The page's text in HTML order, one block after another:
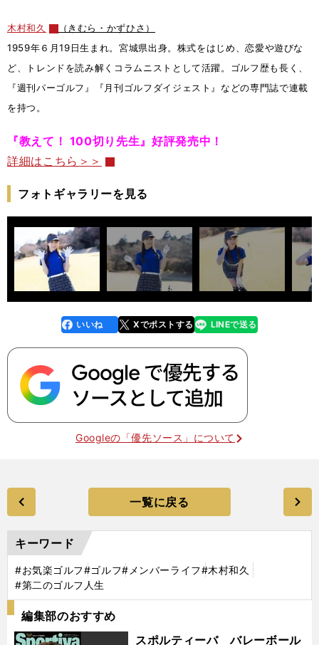
木村和久
（きむら・かずひさ）
1959年６月19日生まれ。宮城県出身。株式をはじめ、恋愛や遊びな
ど、トレンドを読み解くコラムニストとして活躍。ゴルフ歴も長く、
『週刊パーゴルフ』『月刊ゴルフダイジェスト』などの専門誌で連載
を持つ。
『教えて！ 100切り先生』好評発売中！
詳細はこちら＞＞
フォトギャラリーを見る
faceboo
k
いいね Xでポストする
line LINEで送る
Googleの「優先ソース」について
一覧に戻る
キーワード
#お気楽ゴルフ#ゴルフ#メンバーライフ#木村和久
#第二のゴルフ人生
編集部のおすすめ
スポルティーバ バレーボール